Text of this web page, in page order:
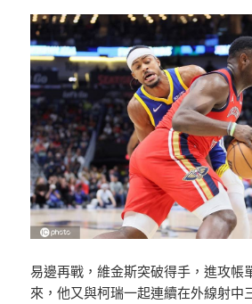
易邊再戰，維金斯突破得手，進攻帳
來，他又與柯瑞一起連續在外線射中